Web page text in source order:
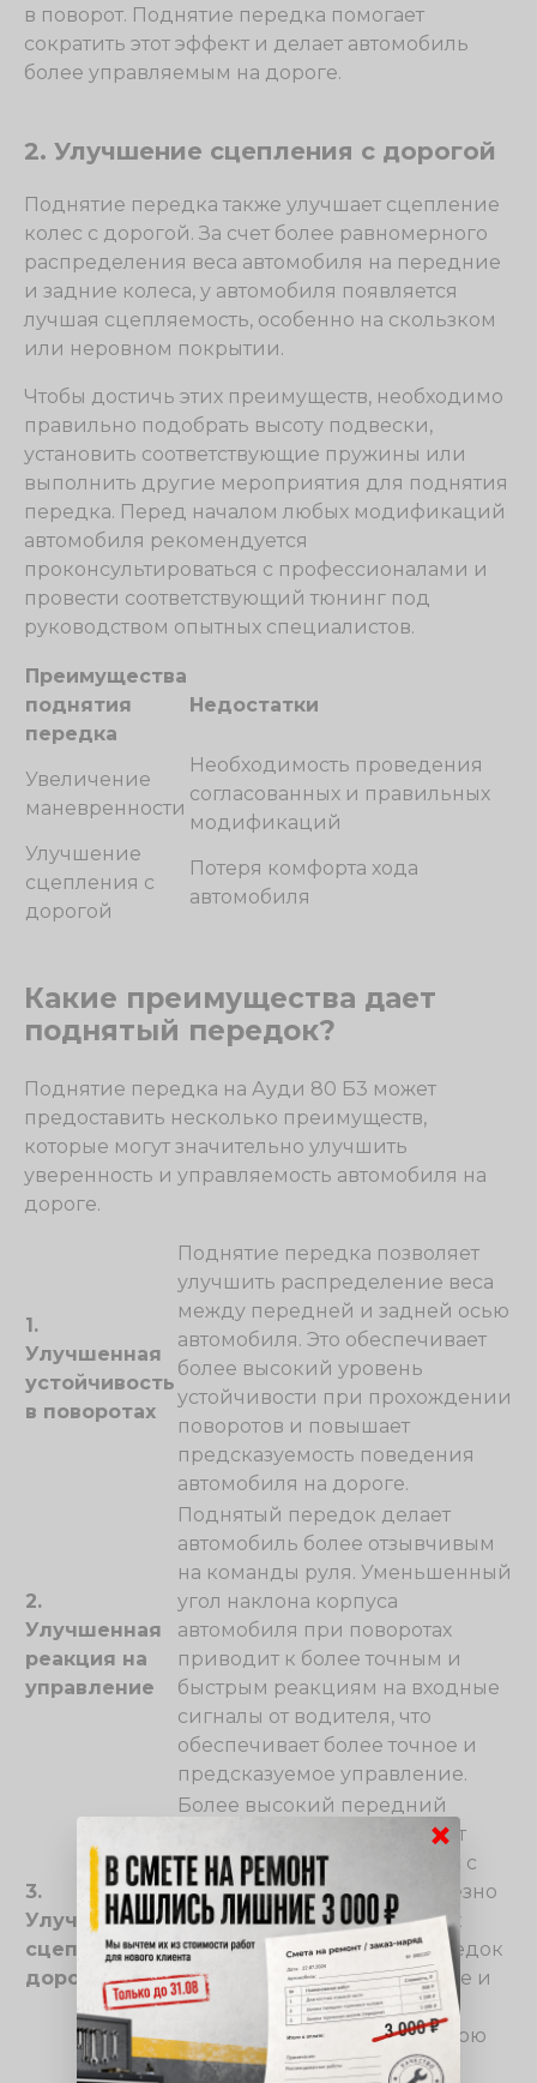
в поворот. Поднятие передка помогает
сократить этот эффект и делает автомобиль
более управляемым на дороге.
2. Улучшение сцепления с дорогой
Поднятие передка также улучшает сцепление
колес с дорогой. За счет более равномерного
распределения веса автомобиля на передние
и задние колеса, у автомобиля появляется
лучшая сцепляемость, особенно на скользком
или неровном покрытии.
Чтобы достичь этих преимуществ, необходимо
правильно подобрать высоту подвески,
установить соответствующие пружины или
выполнить другие мероприятия для поднятия
передка. Перед началом любых модификаций
автомобиля рекомендуется
проконсультироваться с профессионалами и
провести соответствующий тюнинг под
руководством опытных специалистов.
Преимущества
поднятия
передка
Недостатки
Увеличение
маневренности
Необходимость проведения
согласованных и правильных
модификаций
Улучшение
сцепления с
дорогой
Потеря комфорта хода
автомобиля
Какие преимущества дает
поднятый передок?
Поднятие передка на Ауди 80 Б3 может
предоставить несколько преимуществ,
которые могут значительно улучшить
уверенность и управляемость автомобиля на
дороге.
1.
Улучшенная
устойчивость
в поворотах
Поднятие передка позволяет
улучшить распределение веса
между передней и задней осью
автомобиля. Это обеспечивает
более высокий уровень
устойчивости при прохождении
поворотов и повышает
предсказуемость поведения
автомобиля на дороге.
2.
Улучшенная
реакция на
управление
Поднятый передок делает
автомобиль более отзывчивым
на команды руля. Уменьшенный
угол наклона корпуса
автомобиля при поворотах
приводит к более точным и
быстрым реакциям на входные
сигналы от водителя, что
обеспечивает более точное и
предсказуемое управление.
3.
Улучшенная
сцепление с
дорогой
Более высокий передний
конец автомобиля улучшает
сцепление передних колес с
дорогой. Это особенно полезно
на скользких или неровных
дорогах, где поднятый передок
может увеличить сцепление и
предотвратить
проскальзывание или потерю
контроля.
×